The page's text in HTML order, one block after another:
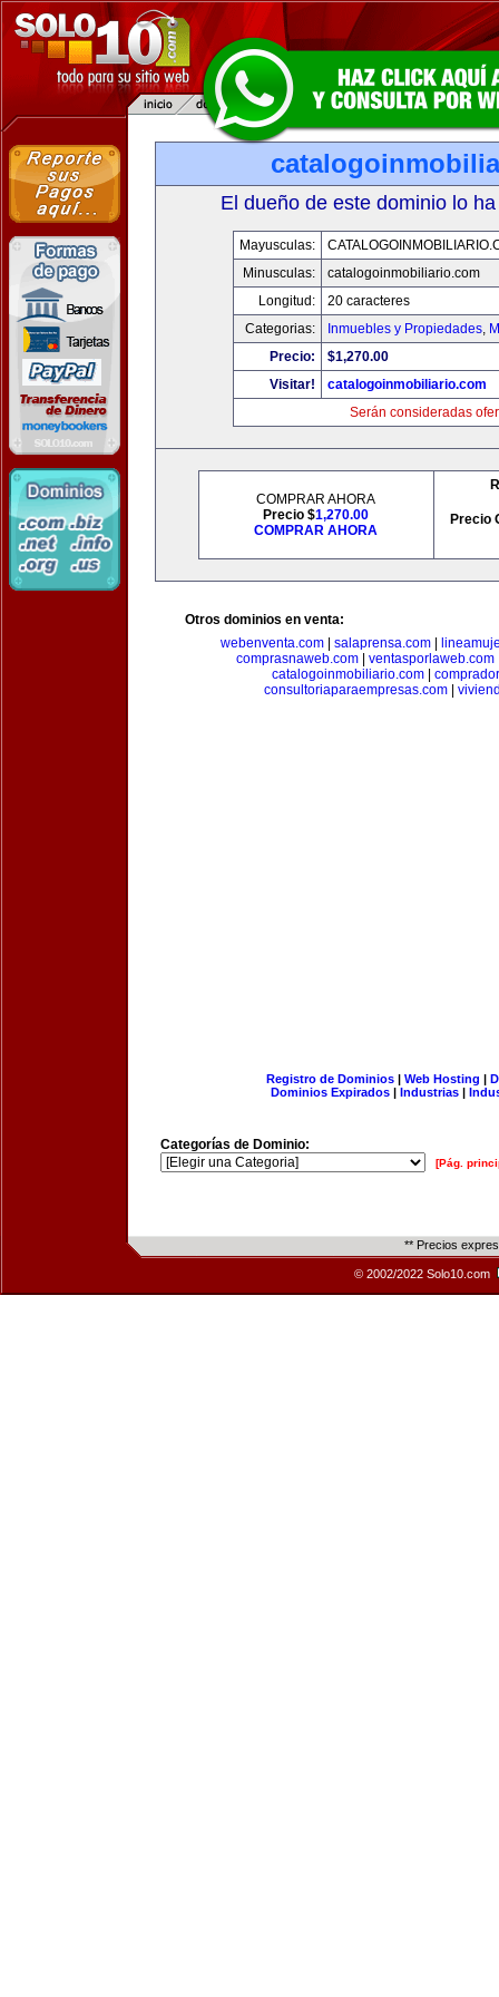
El dueño de este dominio lo
Mayusculas:
Minusculas:
catalogoinmobiliario.com
Longitud:
20 caracteres
Categorias:
Inmuebles y Propiedades,
Precio:
$1,270.00
Visitar!
catalogoinmobiliario.com
Serán consideradas
COMPRAR AHORA
Precio $1,270.00
COMPRAR AHORA
Precio
Otros dominios en venta:
webenventa.com
salaprensa.com
comprasnaweb.com
ventasporlaweb.com
catalogoinmobiliario.com|
consultoriaparaempresas.com|
Registro de Dominios| Web Hosting |
Dominios Expirados | Industrias |
Categorías de Dominio:
[Pág.
** Precios
© 2002/2022 Solo10.com